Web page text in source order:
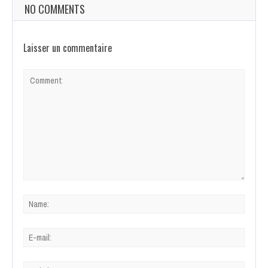
NO COMMENTS
Laisser un commentaire